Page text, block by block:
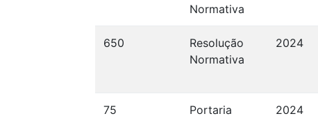
Normativa
650
Resolução
Normativa
2024
75 Portaria 2024